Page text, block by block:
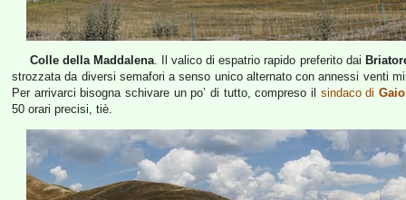
Colle della Maddalena. Il valico di espatrio rapido preferito dai
strozzata da diversi semafori a senso unico alternato con annessi venti
Per arrivarci bisogna schivare un po’ di tutto, compreso il sindaco di
50 orari precisi, tiè.